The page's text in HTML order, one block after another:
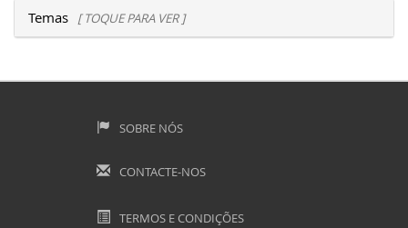
Temas [ TOQUE PARA VER ]
SOBRE NÓS
CONTACTE-NOS
TERMOS E CONDIÇÕES